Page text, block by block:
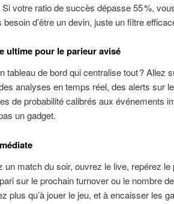
votre ratio de succès dépasse 55 %,
besoin d’être un devin, juste un filtre
ultime pour le parieur avisé
tableau de bord qui centralise tout ? Allez
analyses en temps réel, des alerts sur
de probabilité calibrés aux événements
un gadget.
un match du soir, ouvrez le live, repérez
sur le prochain turnover ou le nombre
plus qu’à jouer le jeu, et à encaisser les